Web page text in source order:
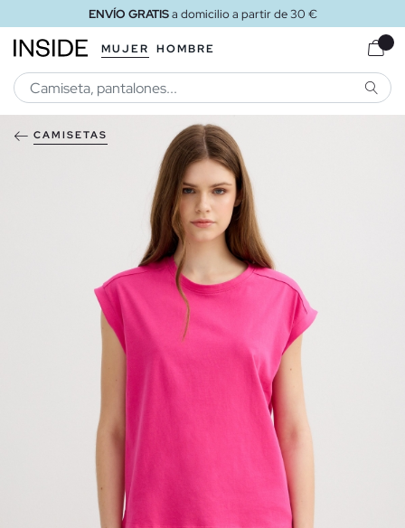
ENVÍO GRATISa domicilio a partir de 30 €
MUJER HOMBRE
CAMISETAS